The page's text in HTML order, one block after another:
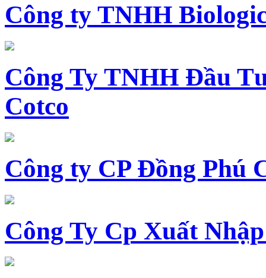
Công ty TNHH
Công Ty TNHH Đầu
Cotco
Công ty CP Đồng Phú
Công Ty Cp Xuất